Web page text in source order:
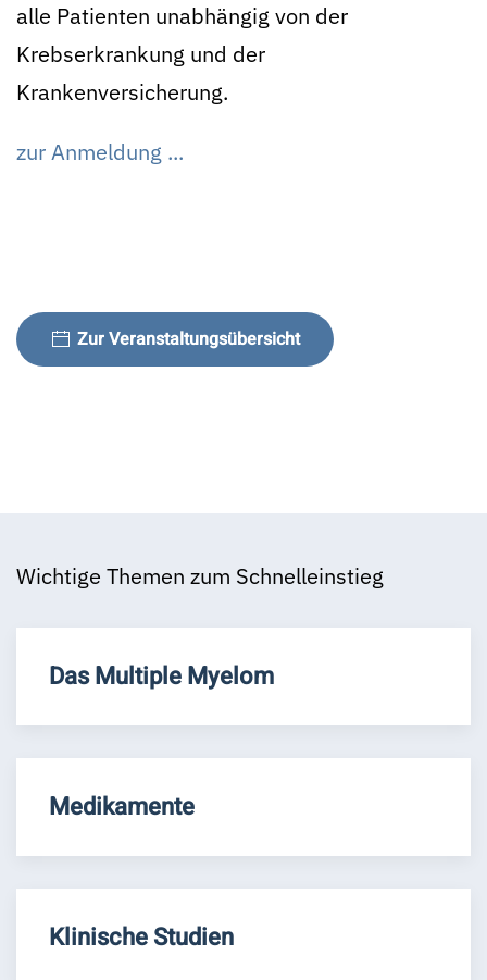
alle Patienten unabhängig von der
Krebserkrankung und der
Krankenversicherung.
zur Anmeldung ...
Zur Veranstaltungsübersicht
Wichtige Themen zum Schnelleinstieg
Das Multiple Myelom
Medikamente
Klinische Studien